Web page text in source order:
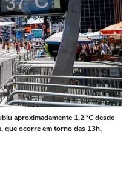
aproximadamente 1,2 °C desde
que ocorre em torno das 13h,